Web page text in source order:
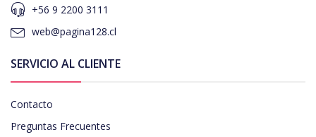
+56 9 2200 3111
web@pagina128.cl
SERVICIO AL CLIENTE
Contacto
Preguntas Frecuentes